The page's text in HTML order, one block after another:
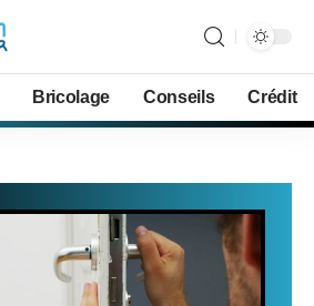
Bricolage Conseils Crédit